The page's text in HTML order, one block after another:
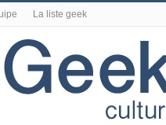
La liste geek